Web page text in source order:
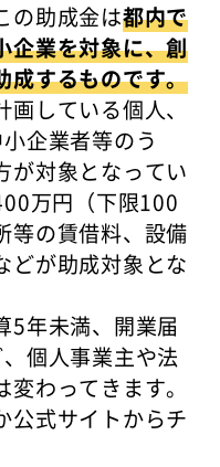
の助成金は都内で
企業を対象に、創
成するものです。
している個人、
企業者等のう
が対象となってい
万円（下限100
等の賃借料、設備
どが助成対象とな
5年未満、開業届
個人事業主や法
わってきます。
公式サイトからチ